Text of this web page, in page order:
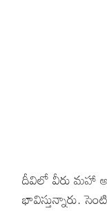
దీవిలో వీరు మహా
భావిస్తున్నారు.